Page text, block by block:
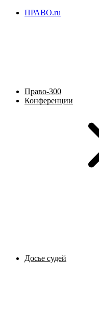
ПРАВО.ru
Право-300
Конференции
Досье судей